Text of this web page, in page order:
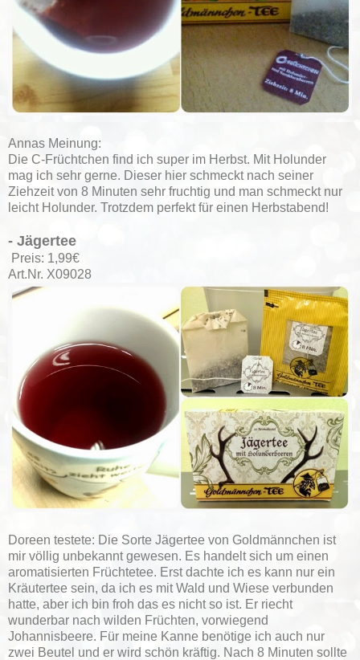
Annas Meinung:
Die C-Früchtchen find ich super im Herbst. Mit Holunder
mag ich sehr gerne. Dieser hier schmeckt nach seiner
Ziehzeit von 8 Minuten sehr fruchtig und man schmeckt nur
leicht Holunder. Trotzdem perfekt für einen Herbstabend!
- Jägertee
Preis: 1,99€
Art.Nr. X09028
Doreen testete: Die Sorte Jägertee von Goldmännchen ist
mir völlig unbekannt gewesen. Es handelt sich um einen
aromatisierten Früchtetee. Erst dachte ich es kann nur ein
Kräutertee sein, da ich es mit Wald und Wiese verbunden
hatte, aber ich bin froh das es nicht so ist. Er riecht
wunderbar nach wilden Früchten, vorwiegend
Johannisbeere. Für meine Kanne benötige ich auch nur
zwei Beutel und er wird schön kräftig. Nach 8 Minuten sollte